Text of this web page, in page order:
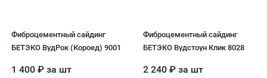
Фиброцементный сайдинг
БЕТЭКО ВудРок (Короед) 9001
1 400 ₽ за шт
Фиброцементный сайдинг
БЕТЭКО Вудстоун Клик 8028
2 240 ₽ за шт